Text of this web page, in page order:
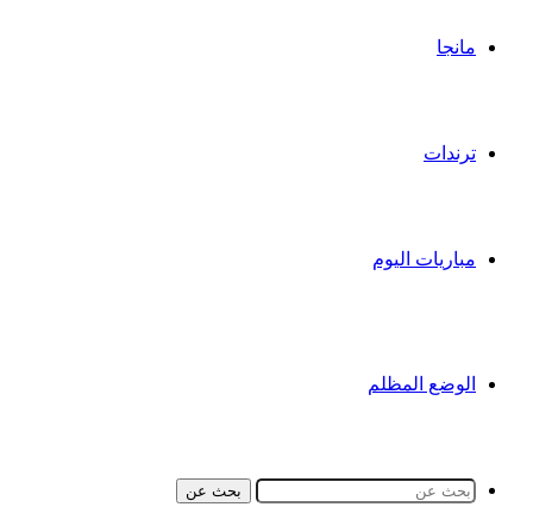
مانجا
ترندات
مباريات اليوم
الوضع المظلم
بحث عن